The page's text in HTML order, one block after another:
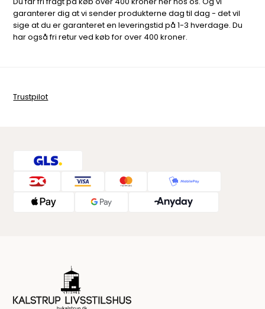
garanterer dig at vi sender produkterne dag til dag - det vil
sige at du er garanteret en leveringstid på 1-3 hverdage. Du
har også fri retur ved køb for over 400 kroner.
Trustpilot